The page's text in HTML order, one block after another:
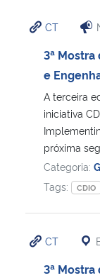
CT
3ª
e
A terceira
iniciativa
próxima
Categoria:
Tags:
CDIO
CT
3ª Mostra